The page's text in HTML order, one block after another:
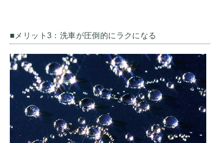
■メリット3：洗車が圧倒的にラクになる